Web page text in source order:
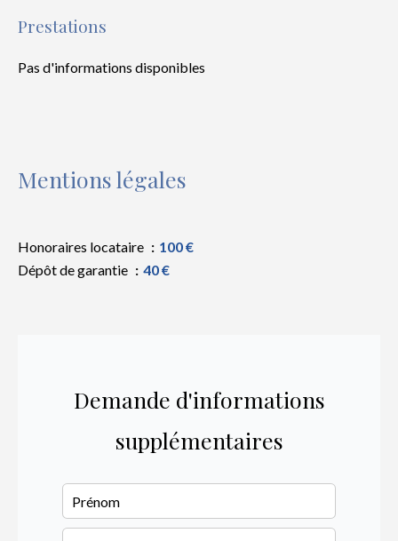
Prestations
Pas d'informations disponibles
Mentions légales
Honoraires locataire
100 €
Dépôt de garantie
40 €
Demande d'informations
supplémentaires